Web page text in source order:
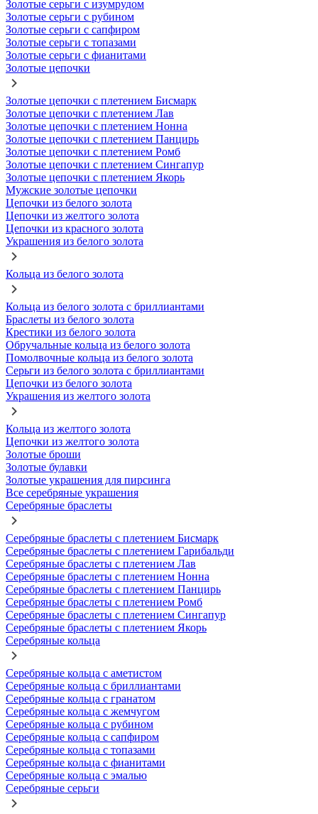
Золотые серьги с изумрудом
Золотые серьги с рубином
Золотые серьги с сапфиром
Золотые серьги с топазами
Золотые серьги с фианитами
Золотые цепочки
Золотые цепочки с плетением Бисмарк
Золотые цепочки с плетением Лав
Золотые цепочки с плетением Нонна
Золотые цепочки с плетением Панцирь
Золотые цепочки с плетением Ромб
Золотые цепочки с плетением Сингапур
Золотые цепочки с плетением Якорь
Мужские золотые цепочки
Цепочки из белого золота
Цепочки из желтого золота
Цепочки из красного золота
Украшения из белого золота
Кольца из белого золота
Кольца из белого золота с бриллиантами
Браслеты из белого золота
Крестики из белого золота
Обручальные кольца из белого золота
Помолвочные кольца из белого золота
Серьги из белого золота с бриллиантами
Цепочки из белого золота
Украшения из желтого золота
Кольца из желтого золота
Цепочки из желтого золота
Золотые броши
Золотые булавки
Золотые украшения для пирсинга
Все серебряные украшения
Серебряные браслеты
Серебряные браслеты с плетением Бисмарк
Серебряные браслеты с плетением Гарибальди
Серебряные браслеты с плетением Лав
Серебряные браслеты с плетением Нонна
Серебряные браслеты с плетением Панцирь
Серебряные браслеты с плетением Ромб
Серебряные браслеты с плетением Сингапур
Серебряные браслеты с плетением Якорь
Серебряные кольца
Серебряные кольца с аметистом
Серебряные кольца с бриллиантами
Серебряные кольца с гранатом
Серебряные кольца с жемчугом
Серебряные кольца с рубином
Серебряные кольца с сапфиром
Серебряные кольца с топазами
Серебряные кольца с фианитами
Серебряные кольца с эмалью
Серебряные серьги